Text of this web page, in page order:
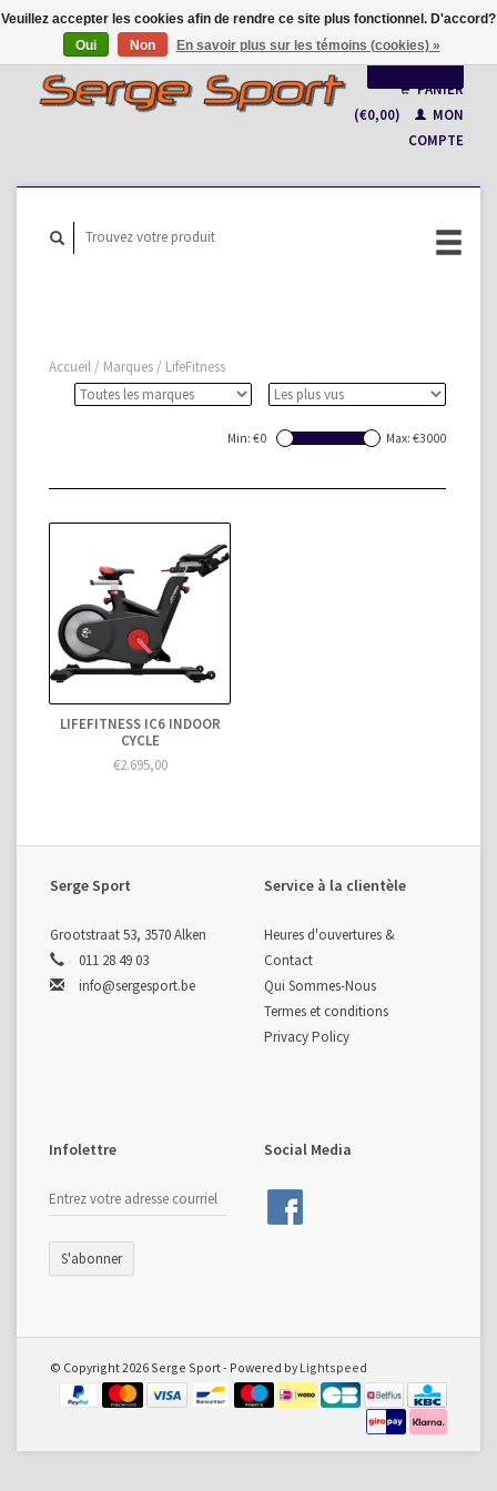
Français
Nederlands
PANIER
(€0,00)
MON
COMPTE
Accueil / Marques / LifeFitness
Min: €0 Max: €3000
LIFEFITNESS IC6 INDOOR
CYCLE
€2.695,00
Serge Sport
Grootstraat 53, 3570 Alken
011 28 49 03
info@sergesport.be
Service à la clientèle
Heures d'ouvertures &
Contact
Qui Sommes-Nous
Termes et conditions
Privacy Policy
Infolettre
S'abonner
Social Media
© Copyright 2026 Serge Sport - Powered byLightspeed
Veuillez accepter les cookies afin de rendre ce site plus fonctionnel. D'accord?
Oui
Non En savoir plus sur les témoins (cookies) »